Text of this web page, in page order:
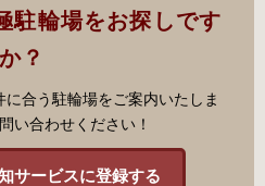
駐輪場をお探しです
か？
合う駐輪場をご案内いたしま
い合わせください！
サービスに登録する